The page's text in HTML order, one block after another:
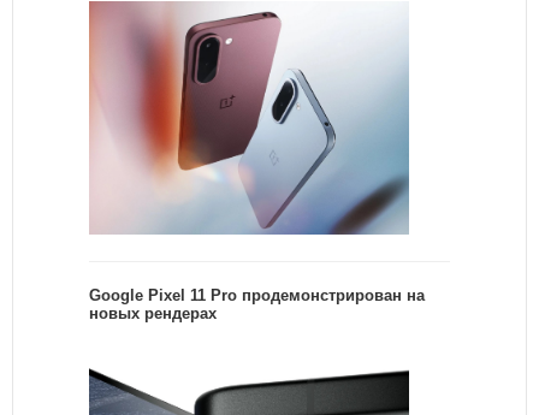
Google Pixel 11 Pro продемонстрирован на
новых рендерах